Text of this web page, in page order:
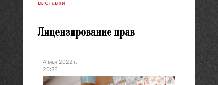
выставки
Лицензирование прав
4 мая 2022 г.
20:36